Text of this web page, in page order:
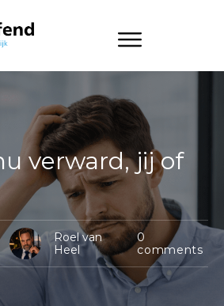
verward, jij of
Roel van
Heel
0
comments